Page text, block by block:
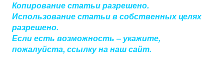
Копирование статьи разрешено.
Использование статьи в собственных целях
разрешено.
Если есть возможность – укажите,
пожалуйста, ссылку на наш сайт.